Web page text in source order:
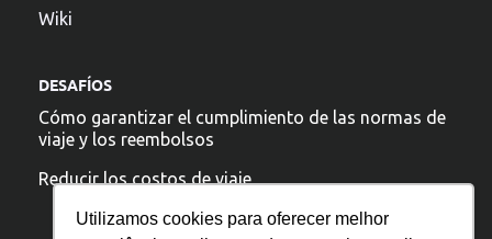
Utilizamos cookies para oferecer melhor
Wiki
DESAFÍOS
Cómo garantizar el cumplimiento de las normas de
viaje y los reembolsos
Reducir los costos de viaje